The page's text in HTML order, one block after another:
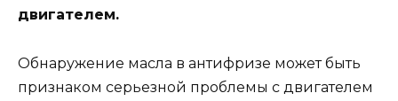
двигателем.
Обнаружение масла в антифризе может быть
признаком серьезной проблемы с двигателем